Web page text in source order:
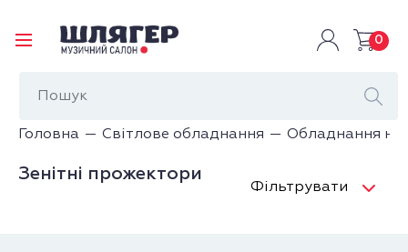
0
Головна Світлове обладнання Обладнання на
Зенітні прожектори
Фільтрувати